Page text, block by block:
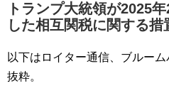
トランプ大統領が2025
した相互関税に関する措
以下はロイター通信、ブルー
抜粋。